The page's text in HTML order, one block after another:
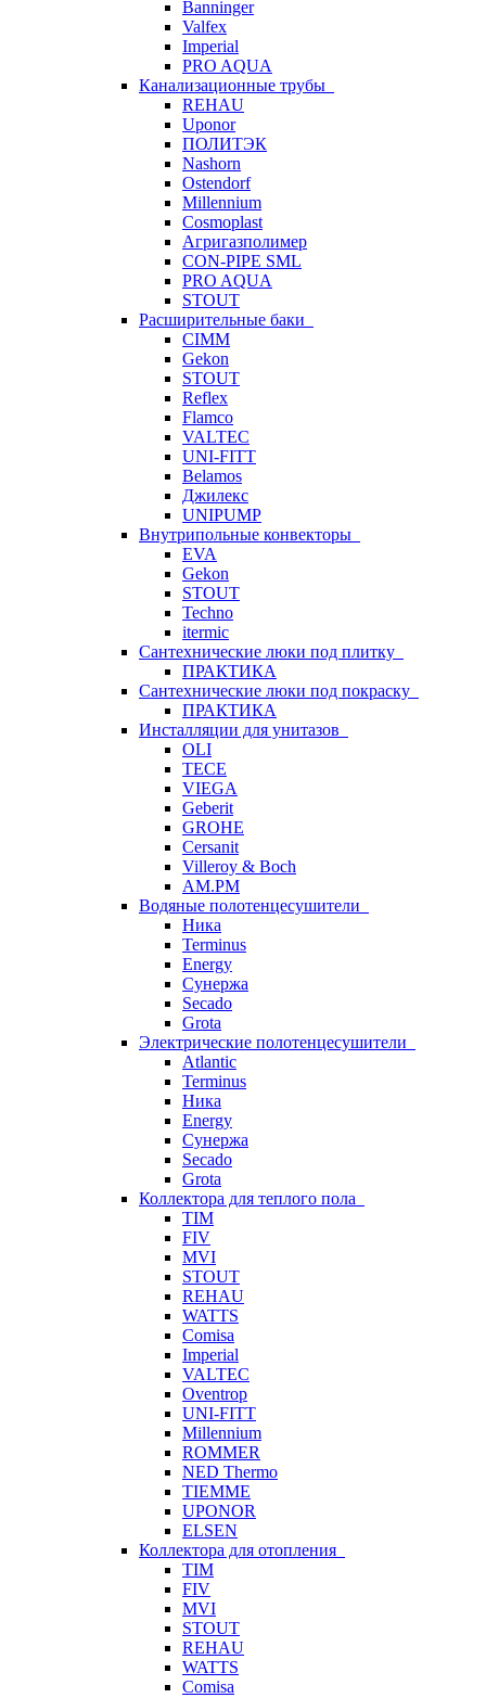
Banninger
Valfex
Imperial
PRO AQUA
Канализационные трубы
REHAU
Uponor
ПОЛИТЭК
Nashorn
Ostendorf
Millennium
Cosmoplast
Агригазполимер
CON-PIPE SML
PRO AQUA
STOUT
Расширительные баки
CIMM
Gekon
STOUT
Reflex
Flamco
VALTEC
UNI-FITT
Belamos
Джилекс
UNIPUMP
Внутрипольные конвекторы
EVA
Gekon
STOUT
Techno
itermic
Сантехнические люки под плитку
ПРАКТИКА
Сантехнические люки под покраску
ПРАКТИКА
Инсталляции для унитазов
OLI
TECE
VIEGA
Geberit
GROHE
Cersanit
Villeroy & Boch
AM.PM
Водяные полотенцесушители
Ника
Terminus
Energy
Сунержа
Secado
Grota
Электрические полотенцесушители
Atlantic
Terminus
Ника
Energy
Сунержа
Secado
Grota
Коллектора для теплого пола
TIM
FIV
MVI
STOUT
REHAU
WATTS
Comisa
Imperial
VALTEC
Oventrop
UNI-FITT
Millennium
ROMMER
NED Thermo
TIEMME
UPONOR
ELSEN
Коллектора для отопления
TIM
FIV
MVI
STOUT
REHAU
WATTS
Comisa